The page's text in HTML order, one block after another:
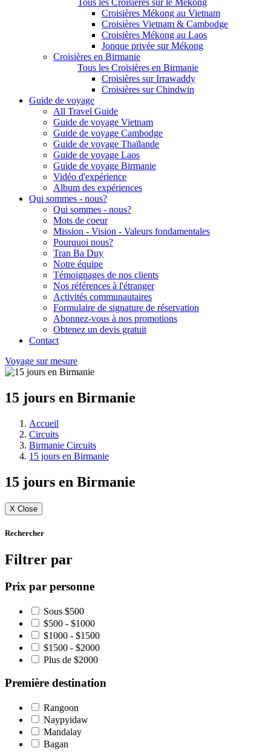
Tous les Croisières sur le Mékong
Croisières Mékong au Vietnam
Croisières Vietnam & Cambodge
Croisières Mékong au Laos
Jonque privée sur Mékong
Croisières en Birmanie
Tous les Croisières en Birmanie
Croisières sur Irrawaddy
Croisières sur Chindwin
Guide de voyage
All Travel Guide
Guide de voyage Vietnam
Guide de voyage Cambodge
Guide de voyage Thaïlande
Guide de voyage Laos
Guide de voyage Birmanie
Vidéo d'expérience
Album des expériences
Qui sommes - nous?
Qui sommes - nous?
Mots de coeur
Mission - Vision - Valeurs fondamentales
Pourquoi nous?
Tran Ba Duy
Notre équipe
Témoignages de nos clients
Nos références à l'étranger
Activités communautaires
Formulaire de signature de réservation
Abonnez-vous à nos promotions
Obtenez un devis gratuit
Contact
Voyage sur mesure
15 jours en Birmanie
Accueil
Circuits
Birmanie Circuits
15 jours en Birmanie
15 jours en Birmanie
X Close
Rechercher
Filtrer par
Prix par personne
Sous $500
$500 - $1000
$1000 - $1500
$1500 - $2000
Plus de $2000
Première destination
Rangoon
Naypyidaw
Mandalay
Bagan